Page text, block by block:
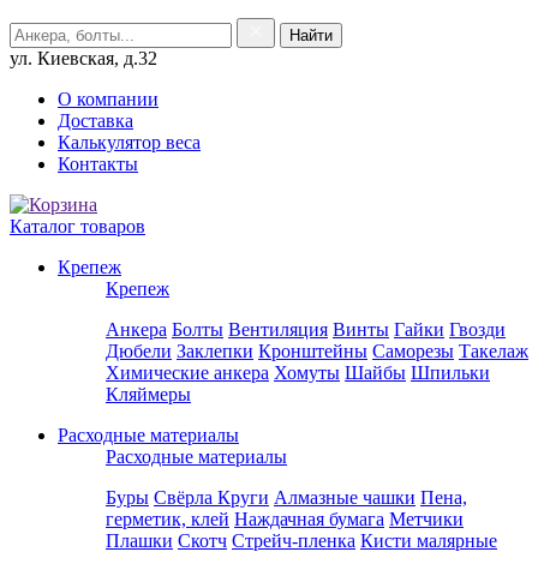
ул. Киевская, д.32
О компании
Доставка
Калькулятор веса
Контакты
Каталог товаров
Крепеж
Крепеж
Анкера Болты Вентиляция Винты Гайки Гвозди
Дюбели Заклепки Кронштейны Саморезы Такелаж
Химические анкера Хомуты Шайбы Шпильки
Кляймеры
Расходные материалы
Расходные материалы
Буры Свёрла Круги Алмазные чашки Пена,
герметик, клей Наждачная бумага Метчики
Плашки Скотч Стрейч-пленка Кисти малярные